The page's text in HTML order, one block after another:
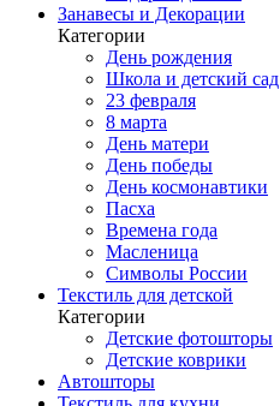
Занавесы и Декорации
Категории
День рождения
Школа и детский сад
23 февраля
8 марта
День матери
День победы
День космонавтики
Пасха
Времена года
Масленица
Символы России
Текстиль для детской
Категории
Детские фотошторы
Детские коврики
Автошторы